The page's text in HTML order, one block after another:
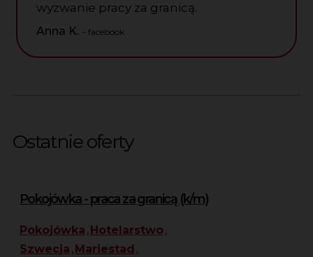
wyzwanie pracy za granicą.
Anna K. – facebook
Ostatnie oferty
Pokojówka - praca za granicą (k/m)
Pokojówka , Hotelarstwo ,
Szwecja , Mariestad ,